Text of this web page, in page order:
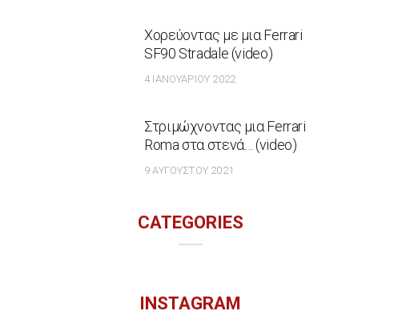
Χορεύοντας με μια Ferrari
SF90 Stradale (video)
4 ΙΑΝΟΥΑΡΊΟΥ 2022
Στριμώχνοντας μια Ferrari
Roma στα στενά… (video)
9 ΑΥΓΟΎΣΤΟΥ 2021
CATEGORIES
INSTAGRAM